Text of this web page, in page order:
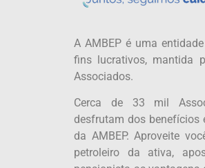
A AMBEP é uma
fins lucrativos, mantida
Associados.
Cerca de 33 mil
desfrutam dos benefícios
da AMBEP. Aproveite
petroleiro da ativa,